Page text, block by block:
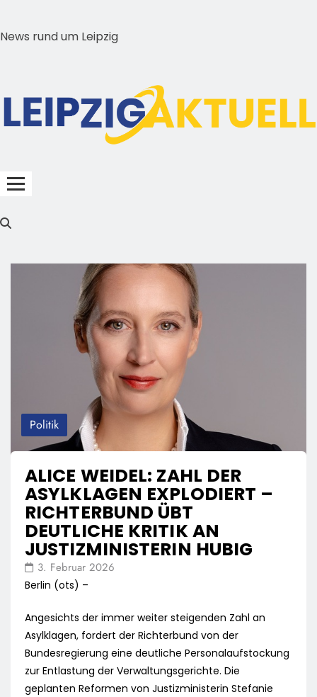
News rund um Leipzig
Politik
ALICE WEIDEL: ZAHL DER
ASYLKLAGEN EXPLODIERT –
RICHTERBUND ÜBT
DEUTLICHE KRITIK AN
JUSTIZMINISTERIN HUBIG
3. Februar 2026
Berlin (ots) –
Angesichts der immer weiter steigenden Zahl an
Asylklagen, fordert der Richterbund von der
Bundesregierung eine deutliche Personalaufstockung
zur Entlastung der Verwaltungsgerichte. Die
geplanten Reformen von Justizministerin Stefanie